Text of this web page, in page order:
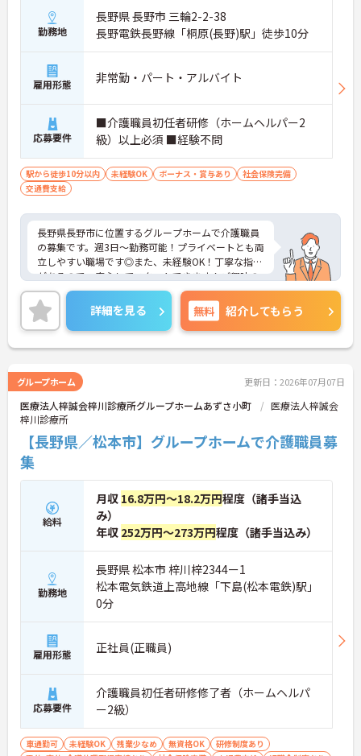
勤務地
長野県 長野市 三輪2-2-38
長野電鉄長野線「桐原(長野)駅」徒歩10分
雇用形態 非常勤・パート・アルバイト
応募要件
■介護職員初任者研修（ホームヘルパー2
級）以上必須 ■経験不問
駅から徒歩10分以内 未経験OK ボーナス・賞与あり
社会保険完備
交通費支給
長野県長野市に位置するグループホームで介護職員
の募集です。週3日～勤務可能！プライベートとも両
立しやすい職場です◎また、未経験OK！丁寧な指導
があるので、安心してスタートできます！ご興味の
ある方はご面接のポイントお伝えしますのでご気軽
にお問い合わせください。
詳細を見る 無料 紹介してもらう
グループホーム 更新日：2026年07月07日
医療法人梓誠会梓川診療所グループホームあずさ小町
医療法人梓誠会
梓川診療所
【長野県／松本市】グループホームで介護職員募
集
給料
月収 16.8万円～18.2万円程度（諸手当込
み）
年収 252万円～273万円程度（諸手当込み）
勤務地
長野県 松本市 梓川梓2344ー1
松本電気鉄道上高地線「下島(松本電鉄)駅」
0分
雇用形態 正社員(正職員)
応募要件
介護職員初任者研修修了者（ホームヘルパ
ー2級）
車通勤可 未経験OK 残業少なめ 無資格OK
研修制度あり